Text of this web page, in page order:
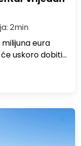
2min
milijuna eura
uskoro dobiti…